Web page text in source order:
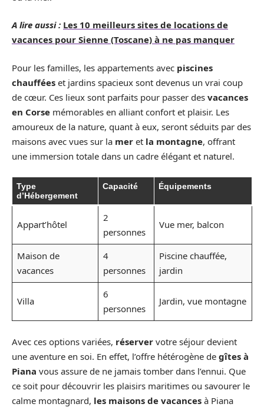
A lire aussi : Les 10 meilleurs sites de locations de
vacances pour Sienne (Toscane) à ne pas manquer
Pour les familles, les appartements avec piscines
chauffées et jardins spacieux sont devenus un vrai coup
de cœur. Ces lieux sont parfaits pour passer des vacances
en Corse mémorables en alliant confort et plaisir. Les
amoureux de la nature, quant à eux, seront séduits par des
maisons avec vues sur la mer et la montagne, offrant
une immersion totale dans un cadre élégant et naturel.
Type
d’Hébergement
Capacité Équipements
Appart’hôtel
2
personnes
Vue mer, balcon
Maison de
vacances
4
personnes
Piscine chauffée,
jardin
Villa
6
personnes
Jardin, vue montagne
Avec ces options variées, réserver votre séjour devient
une aventure en soi. En effet, l’offre hétérogène de gîtes à
Piana vous assure de ne jamais tomber dans l’ennui. Que
ce soit pour découvrir les plaisirs maritimes ou savourer le
calme montagnard, les maisons de vacances à Piana